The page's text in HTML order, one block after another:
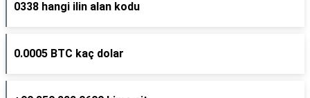
0338 hangi ilin alan kodu
0.0005 BTC kaç dolar